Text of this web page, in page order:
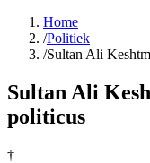
Home
/Politiek
/Sultan Ali
Sultan Ali
politicus
†